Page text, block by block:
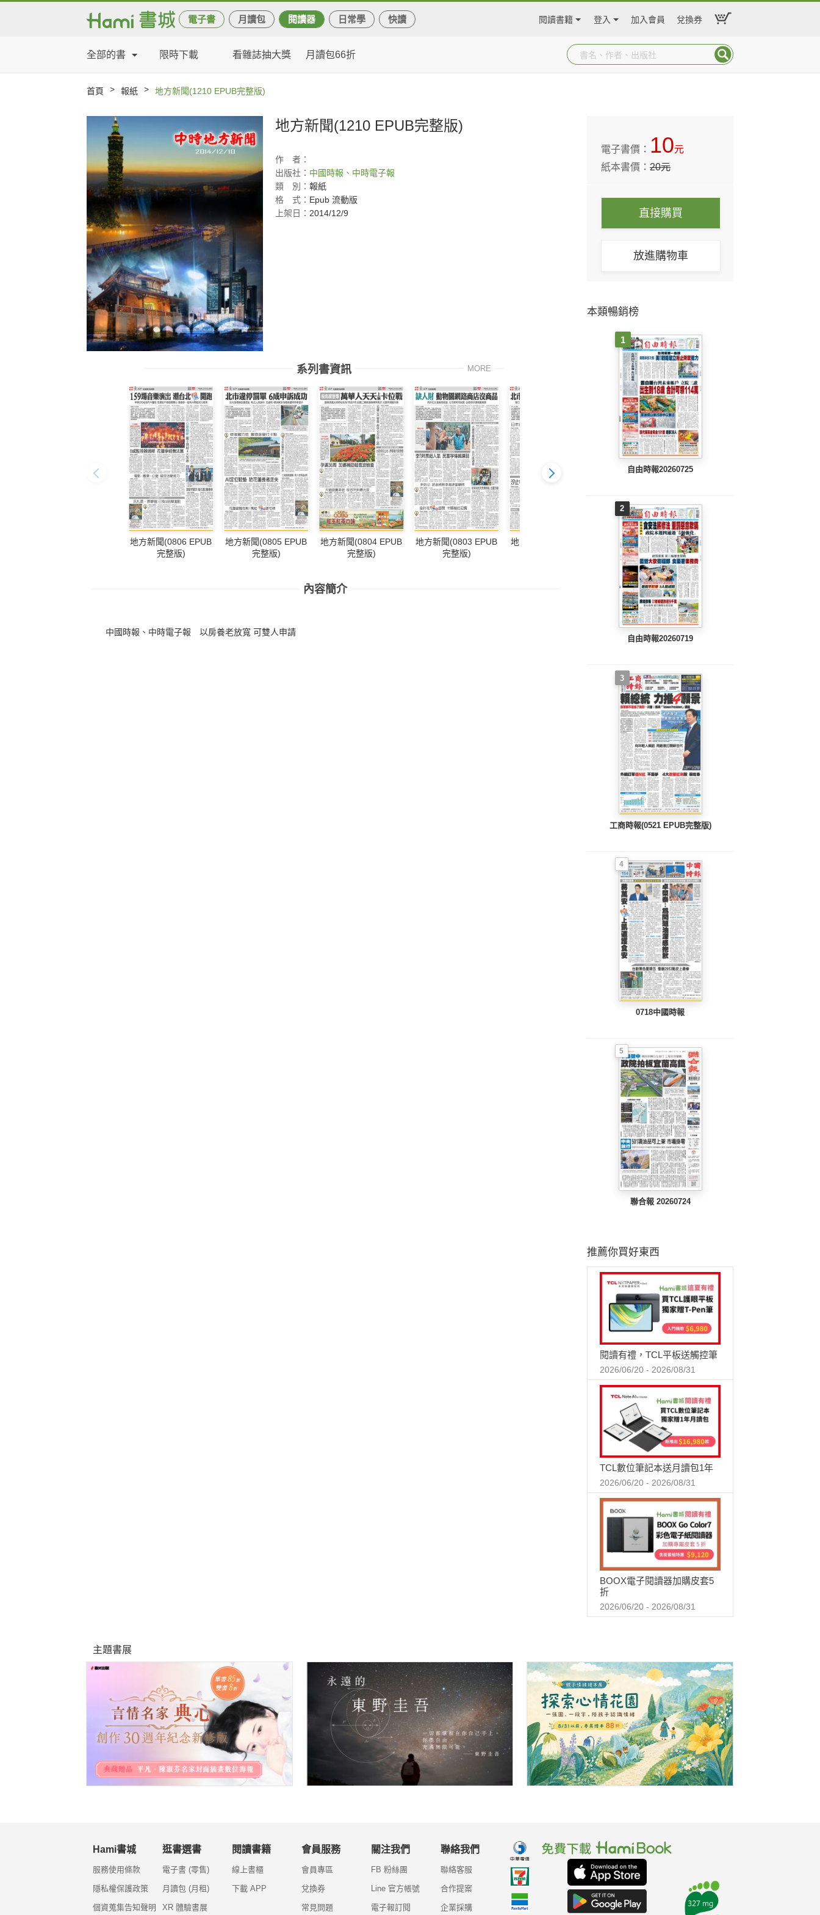
電子書 月讀包 閱讀器 日常學 快讀 閱讀書籍 登入 加入會員 兌換券
全部的書 限時下載 看雜誌抽大獎 月讀包66折
首頁 > 報紙 > 地方新聞(1210 EPUB完整版)
地方新聞(1210 EPUB完整版)
作
者：
出版社： 中國時報、中時電子報
類
別： 報紙
格
式： Epub 流動版
上架日： 2014/12/9
系列書資訊 MORE
地方新聞(0806 EPUB
完整版)
地方新聞(0805 EPUB
完整版)
地方新聞(0804 EPUB
完整版)
地方新聞(0803 EPUB
完整版)
地方新聞(0802 EPUB
地方新聞(0801 EPUB
完整版)
內容簡介
中國時報、中時電子報 以房養老放寬 可雙人申請
電子書價： 10元
紙本書價：20元
直接購買
放進購物車
本類暢銷榜
1
自由時報20260725
2
自由時報20260719
3
工商時報(0521 EPUB完整版)
4
0718中國時報
5
聯合報 20260724
推薦你買好東西
閱讀有禮，TCL平板送觸控筆
2026/06/20 - 2026/08/31
TCL數位筆記本送月讀包1年
2026/06/20 - 2026/08/31
BOOX電子閱讀器加購皮套5
折
2026/06/20 - 2026/08/31
主題書展
Hami書城
服務使用條款
隱私權保護政策
個資蒐集告知聲明
逛書選書
電子書 (零售)
月讀包 (月租)
XR 體驗書展
閱讀書籍
線上書櫃
下載 APP
會員服務
會員專區
兌換券
常見問題
關注我們
FB 粉絲團
Line 官方帳號
電子報訂閱
聯絡我們
聯絡客服
合作提案
企業採購